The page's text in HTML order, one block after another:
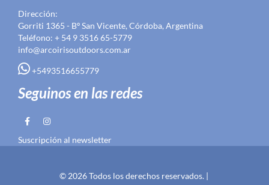
Dirección:
Gorriti 1365 - Bº San Vicente, Córdoba, Argentina
Teléfono: + 54 9 3516 65-5779
info@arcoirisoutdoors.com.ar
+5493516655779
Seguinos en las redes
Suscripción al newsletter
© 2026 Todos los derechos reservados. |